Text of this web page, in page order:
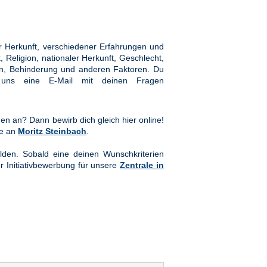
verschiedener Erfahrungen und
nationaler Herkunft, Geschlecht,
Behinderung und anderen Faktoren. Du
eine E-Mail mit deinen Fragen
an? Dann bewirb dich gleich hier online!
an Moritz Steinbach
Sobald eine deinen Wunschkriterien
Initiativbewerbung für unsereZentrale in